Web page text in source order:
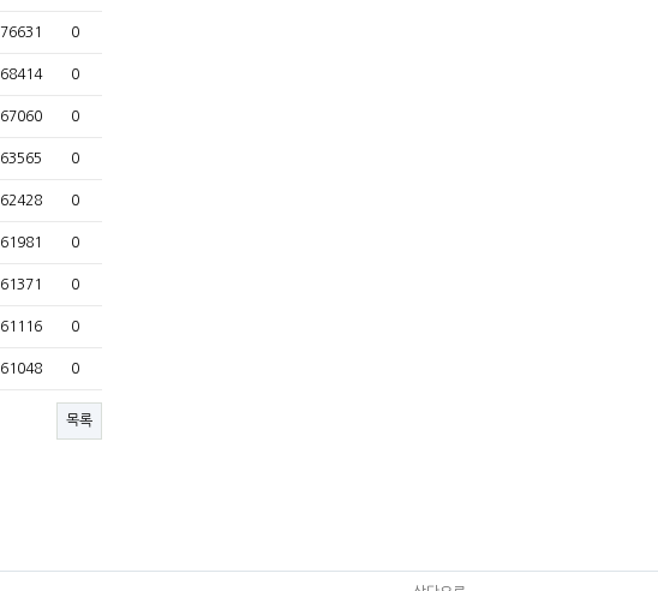
76631 0
68414 0
67060 0
63565 0
62428 0
61981 0
61371 0
61116 0
61048 0
목록